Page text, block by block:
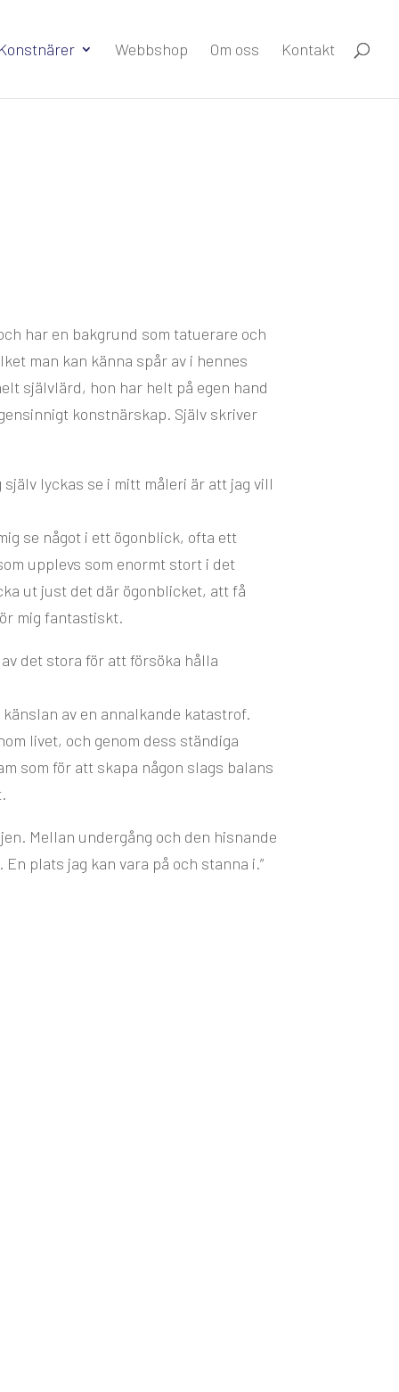
Webbshop Om oss Kontakt
har en bakgrund som tatuerare och
man kan känna spår av i hennes
självlärd, hon har helt på egen hand
konstnärskap. Själv skriver
själv lyckas se i mitt måleri är att jag vill
se något i ett ögonblick, ofta ett
upplevs som enormt stort i det
ut just det där ögonblicket, att få
mig fantastiskt.
det stora för att försöka hålla
av en annalkande katastrof.
livet, och genom dess ständiga
som för att skapa någon slags balans
Mellan undergång och den hisnande
plats jag kan vara på och stanna i.”